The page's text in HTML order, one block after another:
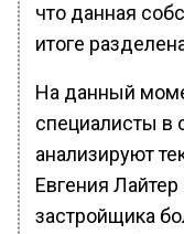
что данная
итоге
На данный
специалисты в
анализируют
Евгения Лайтер
застройщика